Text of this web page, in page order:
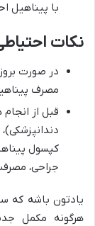
با پیناهیل
نکات
در صورت
مصرف
قبل از
کپسول
جراحی،
یادتون باشه که
هرگونه مکمل